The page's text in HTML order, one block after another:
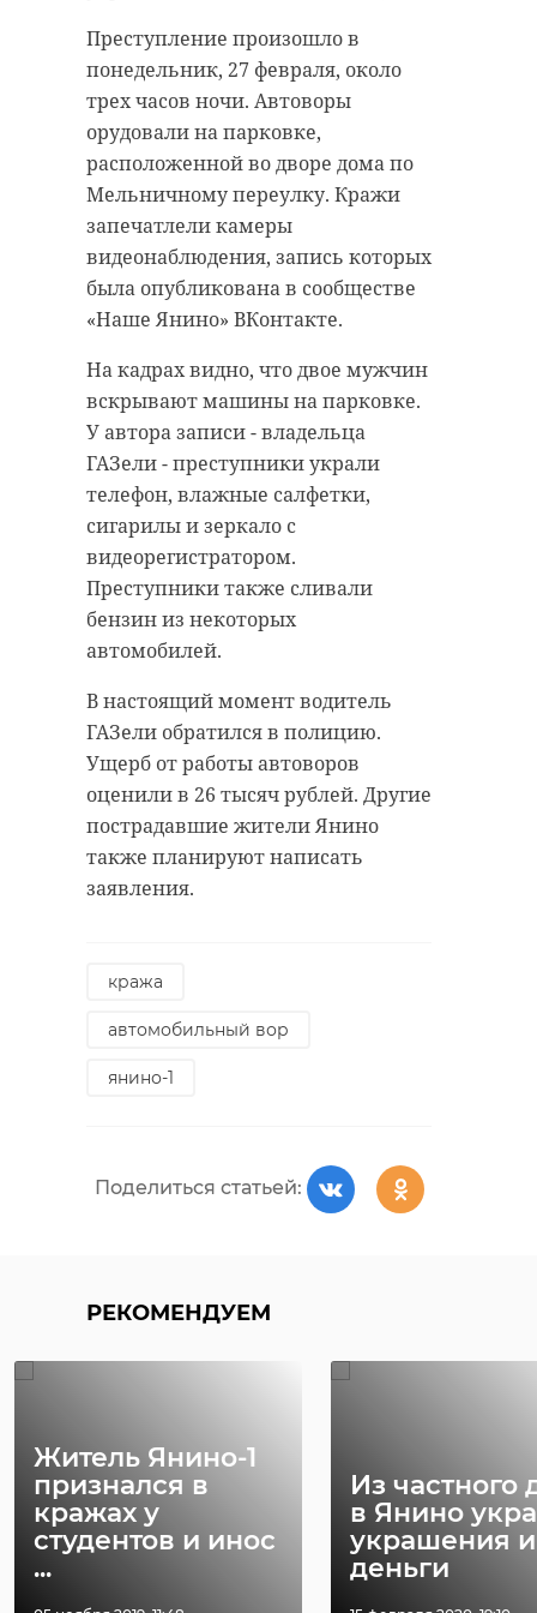
Преступление произошло в
понедельник, 27 февраля, около
трех часов ночи. Автоворы
орудовали на парковке,
расположенной во дворе дома по
Мельничному переулку. Кражи
запечатлели камеры
видеонаблюдения, запись которых
была опубликована в сообществе
«Наше Янино» ВКонтакте.
На кадрах видно, что двое мужчин
вскрывают машины на парковке.
У автора записи - владельца
ГАЗели - преступники украли
телефон, влажные салфетки,
сигарилы и зеркало с
видеорегистратором.
Преступники также сливали
бензин из некоторых
автомобилей.
В настоящий момент водитель
ГАЗели обратился в полицию.
Ущерб от работы автоворов
оценили в 26 тысяч рублей. Другие
пострадавшие жители Янино
также планируют написать
заявления.
кража
автомобильный вор
янино-1
Поделиться статьей:
РЕКОМЕНДУЕМ
Житель Янино-1
признался в
кражах у
студентов и инос
...
Из частного
в Янино
украшения и
деньги
встречи были опубликованы в
сообществе ЖК «Цвета радуги».
«Вот такие товарищи попались», -
прокомментировал автор снимка.
Фото: ЖК Цвета Радуги/ВКонтакте
лоси лаврики
мурино животные
Поделиться статьей:
РЕКОМЕНДУЕМ
Видео: В Мурино
заметили
разгуливающих
по городу лосей
Два лосенка
утром
результаты проверки ООО
"Монита", проведенной осенью
2022 года.
Как отмечают в управлении,
арендатором земли компания
"Монита" стала в 2019 году. Права
и обязанности по договору на
земельный участок им перешли
от ООО "Экомонитринг". После
смены арендатора действенных
разработке проекта и проведению
рекультивации территории не
предпринималось. Землей
владеет администрация
Гатчинского района.
Сейчас Росприроднадзор готовит
предостережение и в адрес
районной администрации.
Фото: freepik
вырица
экология свалка
Поделиться статьей: